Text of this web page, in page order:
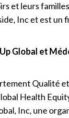
et leurs
Inc et est un
Global et
Qualité
Health
Inc, une